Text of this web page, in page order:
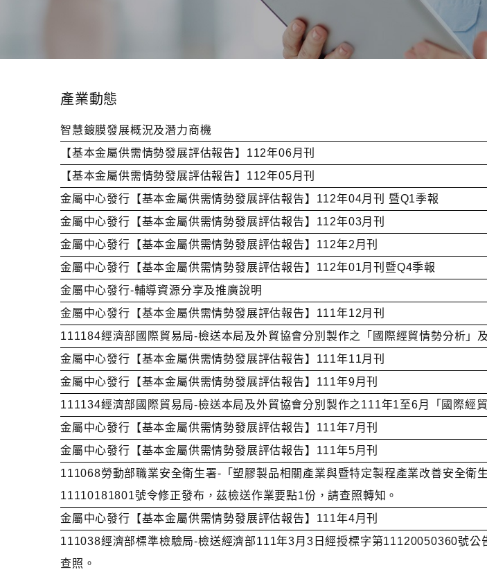
產業動態
智慧鍍膜發展概況及潛力商機
【基本金屬供需情勢發展評估報告】112年06月刊
【基本金屬供需情勢發展評估報告】112年05月刊
金屬中心發行【基本金屬供需情勢發展評估報告】112年04月刊 暨Q1季報
金屬中心發行【基本金屬供需情勢發展評估報告】112年03月刊
金屬中心發行【基本金屬供需情勢發展評估報告】112年2月刊
金屬中心發行【基本金屬供需情勢發展評估報告】112年01月刊暨Q4季報
金屬中心發行-輔導資源分享及推廣說明
金屬中心發行【基本金屬供需情勢發展評估報告】111年12月刊
111184經濟部國際貿易局-檢送本局及外貿協會分別製作之「國際經貿情勢分析」
金屬中心發行【基本金屬供需情勢發展評估報告】111年11月刊
金屬中心發行【基本金屬供需情勢發展評估報告】111年9月刊
111134經濟部國際貿易局-檢送本局及外貿協會分別製作之111年1至6月「國際經
金屬中心發行【基本金屬供需情勢發展評估報告】111年7月刊
金屬中心發行【基本金屬供需情勢發展評估報告】111年5月刊
111068勞動部職業安全衛生署-「塑膠製品相關產業與暨特定製程產業改善安全
11110181801號令修正發布，茲檢送作業要點1份，請查照轉知。
金屬中心發行【基本金屬供需情勢發展評估報告】111年4月刊
111038經濟部標準檢驗局-檢送經濟部111年3月3日經授標字第11120050360號
查照。